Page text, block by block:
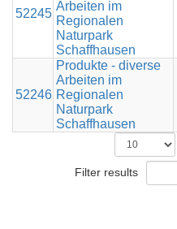
52245
Arbeiten im
Regionalen
Naturpark
Schaffhausen
52246
Produkte - diverse
Arbeiten im
Regionalen
Naturpark
Schaffhausen
Filter results